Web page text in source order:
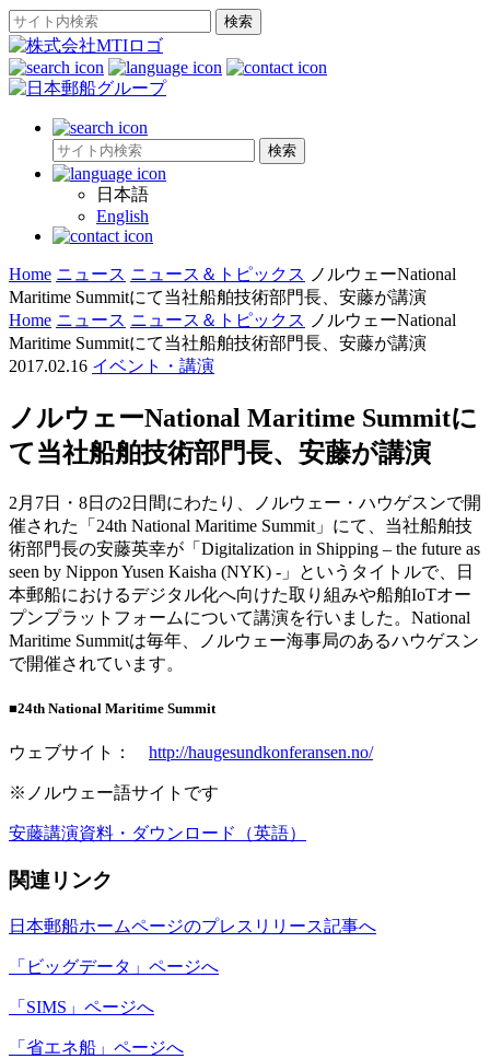
日本語
English
Home ニュース ニュース＆トピックス ノルウェーNational
Maritime Summitにて当社船舶技術部門長、安藤が講演
Home ニュース ニュース＆トピックス ノルウェーNational
Maritime Summitにて当社船舶技術部門長、安藤が講演
2017.02.16 イベント・講演
ノルウェーNational Maritime Summitに
て当社船舶技術部門長、安藤が講演
2月7日・8日の2日間にわたり、ノルウェー・ハウゲスンで開
催された「24th National Maritime Summit」にて、当社船舶技
術部門長の安藤英幸が「Digitalization in Shipping – the future as
seen by Nippon Yusen Kaisha (NYK) -」というタイトルで、日
本郵船におけるデジタル化へ向けた取り組みや船舶IoTオー
プンプラットフォームについて講演を行いました。National
Maritime Summitは毎年、ノルウェー海事局のあるハウゲスン
で開催されています。
■24th National Maritime Summit
ウェブサイト： http://haugesundkonferansen.no/
※ノルウェー語サイトです
安藤講演資料・ダウンロード（英語）
関連リンク
日本郵船ホームページのプレスリリース記事へ
「ビッグデータ」ページへ
「SIMS」ページへ
「省エネ船」ページへ